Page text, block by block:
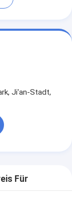
Ji'an-Stadt,
Für